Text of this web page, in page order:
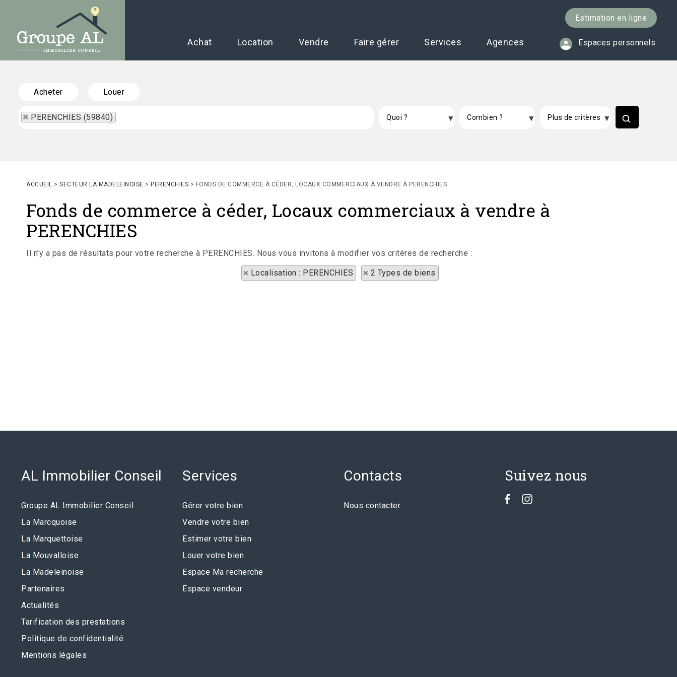
Estimation en ligne
Espaces personnels
Achat Location Vendre Faire gérer Services Agences
Acheter Louer
PERENCHIES (59840)
ACCUEIL > SECTEUR LA MADELEINOISE > PERENCHIES > FONDS DE COMMERCE À CÉDER, LOCAUX COMMERCIAUX À VENDRE À PERENCHIES
Fonds de commerce à céder, Locaux commerciaux à vendre à
PERENCHIES
Il n'y a pas de résultats pour votre recherche à PERENCHIES. Nous vous invitons à modifier vos critères de recherche :
Localisation : PERENCHIES 2 Types de biens
AL Immobilier Conseil
Groupe AL Immobilier Conseil
La Marcquoise
La Marquettoise
La Mouvalloise
La Madeleinoise
Partenaires
Actualités
Tarification des prestations
Politique de confidentialité
Mentions légales
Services
Gérer votre bien
Vendre votre bien
Estimer votre bien
Louer votre bien
Espace Ma recherche
Espace vendeur
Contacts
Nous contacter
Suivez nous